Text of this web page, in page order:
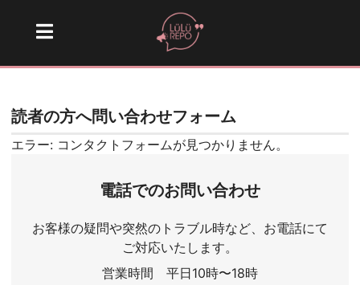
読者の方へ問い合わせフォーム
エラー: コンタクトフォームが見つかりません。
電話でのお問い合わせ
お客様の疑問や突然のトラブル時など、お電話にて
ご対応いたします。
営業時間 平日10時〜18時